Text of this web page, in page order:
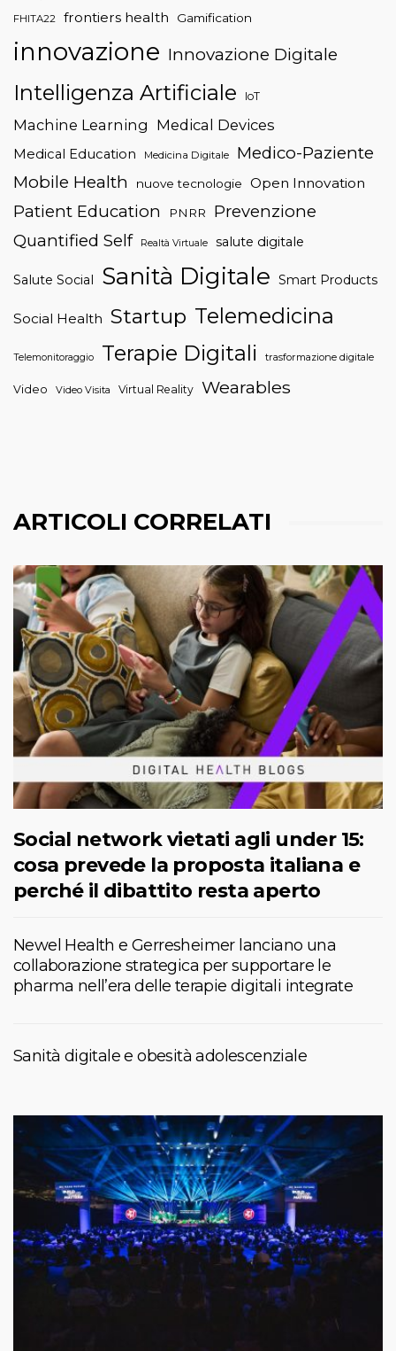
FHITA22 frontiers health Gamification
innovazione Innovazione Digitale
Intelligenza Artificiale IoT
Machine Learning Medical Devices
Medical Education Medicina Digitale
Medico-Paziente
Mobile Health
nuove tecnologie Open Innovation
Patient Education PNRR
Prevenzione
Quantified Self
Realtà Virtuale salute digitale
Salute Social Sanità Digitale Smart Products
Social Health Startup Telemedicina
Telemonitoraggio Terapie Digitali trasformazione digitale
Video Video Visita Virtual Reality Wearables
ARTICOLI CORRELATI
Social network vietati agli under 15:
cosa prevede la proposta italiana e
perché il dibattito resta aperto
Newel Health e Gerresheimer lanciano una
collaborazione strategica per supportare le
pharma nell’era delle terapie digitali integrate
Sanità digitale e obesità adolescenziale